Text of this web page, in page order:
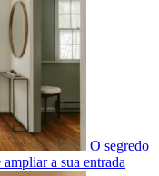
O segredo
a sua entrada